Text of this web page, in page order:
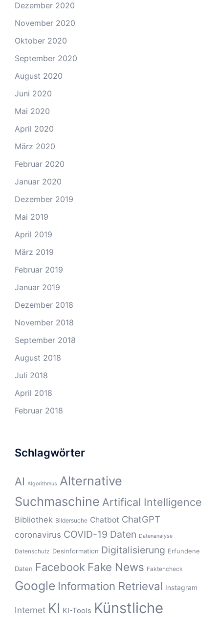
Dezember 2020
November 2020
Oktober 2020
September 2020
August 2020
Juni 2020
Mai 2020
April 2020
März 2020
Februar 2020
Januar 2020
Dezember 2019
Mai 2019
April 2019
März 2019
Februar 2019
Januar 2019
Dezember 2018
November 2018
September 2018
August 2018
Juli 2018
April 2018
Februar 2018
Schlagwörter
AI Algorithmus Alternative
Suchmaschine Artifical Intelligence
Bibliothek Bildersuche Chatbot ChatGPT
coronavirus COVID-19 Daten Datenanalyse
Datenschutz Desinformation Digitalisierung Erfundene
Daten Facebook Fake News Faktencheck
Google Information Retrieval Instagram
Internet KI KI-Tools Künstliche